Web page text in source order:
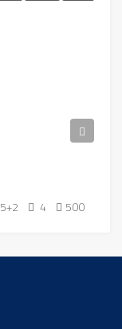
5+2 4 500